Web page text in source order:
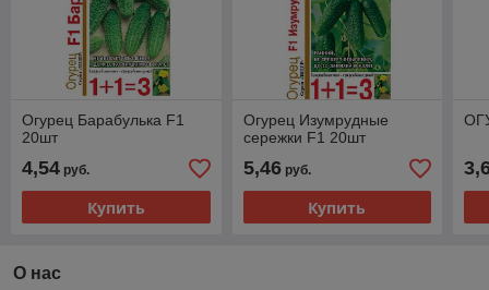
Огурец Барабулька F1
20шт
4,54 руб.
Купить
Огурец Изумрудные
сережки F1 20шт
5,46руб.
Купить
О нас